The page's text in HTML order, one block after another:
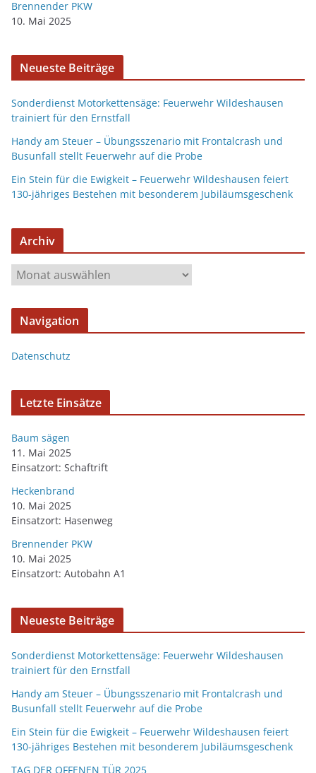
Brennender PKW
10. Mai 2025
Neueste Beiträge
Sonderdienst Motorkettensäge: Feuerwehr Wildeshausen
trainiert für den Ernstfall
Handy am Steuer – Übungsszenario mit Frontalcrash und
Busunfall stellt Feuerwehr auf die Probe
Ein Stein für die Ewigkeit – Feuerwehr Wildeshausen feiert
130-jähriges Bestehen mit besonderem Jubiläumsgeschenk
Archiv
Navigation
Datenschutz
Letzte Einsätze
Baum sägen
11. Mai 2025
Einsatzort: Schaftrift
Heckenbrand
10. Mai 2025
Einsatzort: Hasenweg
Brennender PKW
10. Mai 2025
Einsatzort: Autobahn A1
Neueste Beiträge
Sonderdienst Motorkettensäge: Feuerwehr Wildeshausen
trainiert für den Ernstfall
Handy am Steuer – Übungsszenario mit Frontalcrash und
Busunfall stellt Feuerwehr auf die Probe
Ein Stein für die Ewigkeit – Feuerwehr Wildeshausen feiert
130-jähriges Bestehen mit besonderem Jubiläumsgeschenk
TAG DER OFFENEN TÜR 2025